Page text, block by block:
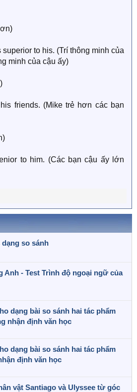
to his. (Trí thông minh của
minh của cậu ấy)
friends. (Mike trẻ hơn các bạn
to him. (Các bạn cậu ấy lớn
so sánh
Anh - Test Trình độ ngoại ngữ của
dạng bài so sánh hai tác phẩm
nhận định văn học
dạng bài so sánh hai tác phẩm
định văn học
vật Santiago và Ulyssee từ góc